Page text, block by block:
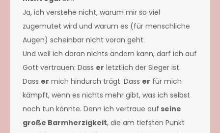
Ja, ich verstehe nicht, warum mir so viel
zugemutet wird und warum es (für menschliche
Augen) scheinbar nicht voran geht.
Und weil ich daran nichts ändern kann, darf ich auf
Gott vertrauen: Dass er letztlich der Sieger ist.
Dass er mich hindurch trägt. Dass er für mich
kämpft, wenn es nichts mehr gibt, was ich selbst
noch tun könnte. Denn ich vertraue auf seine
große Barmherzigkeit, die am tiefsten Punkt